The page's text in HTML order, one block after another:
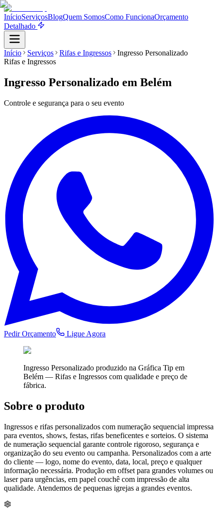
InícioServiçosBlogQuem SomosComo FuncionaOrçamento
Detalhado
Início Serviços Rifas e Ingressos
Ingresso Personalizado
Rifas e Ingressos
Ingresso Personalizado em Belém
Controle e segurança para o seu evento
Pedir Orçamento Ligue Agora
Ingresso Personalizado produzido na Gráfica Tip em
Belém — Rifas e Ingressos com qualidade e preço de
fábrica.
Sobre o produto
Ingressos e rifas personalizados com numeração sequencial impressa
para eventos, shows, festas, rifas beneficentes e sorteios. O sistema
de numeração sequencial garante controle rigoroso, segurança e
organização do seu evento ou campanha. Personalizados com a arte
do cliente — logo, nome do evento, data, local, preço e qualquer
informação necessária. Produção em offset para grandes volumes ou
laser para urgências, em papel couchê com impressão de alta
qualidade. Atendemos de pequenas igrejas a grandes eventos.